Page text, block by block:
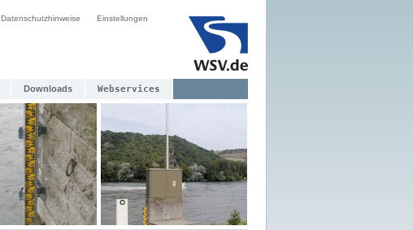
Datenschutzhinweise Einstellungen
Downloads Webservices